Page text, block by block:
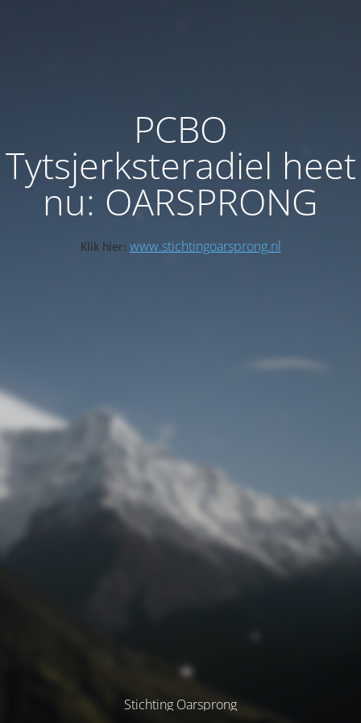
PCBO
Tytsjerksteradiel heet
nu: OARSPRONG
Klik hier: www.stichtingoarsprong.nl
Stichting Oarsprong